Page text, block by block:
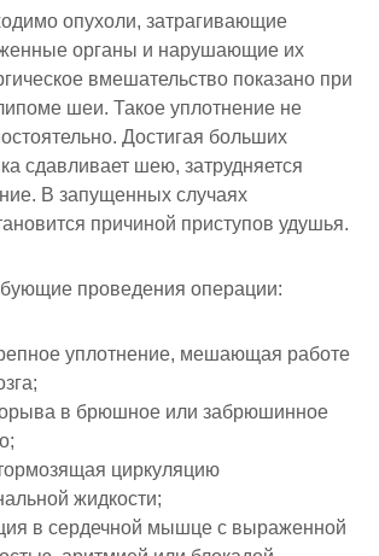
опухоли, затрагивающие
органы и нарушающие их
вмешательство показано при
шеи. Такое уплотнение не
Достигая больших
сдавливает шею, затрудняется
В запущенных случаях
причиной приступов удушья.
проведения операции:
уплотнение, мешающая работе
в брюшное или забрюшинное
циркуляцию
жидкости;
в сердечной мышце с выраженной